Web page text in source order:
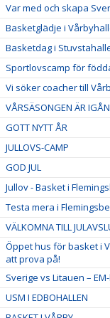
Var med och skapa
Basketglädje i
Basketdag i
Sportlovscamp för
Vi söker coacher till
VÅRSÄSONGEN ÄR
GOTT NYTT ÅR
JULLOVS-CAMP
GOD JUL
Jullov - Basket i
Testa mera i
VÄLKOMNA TILL
Öppet hus för basket i
att prova på!
Sverige vs Litauen –
USM I EDBOHALLEN